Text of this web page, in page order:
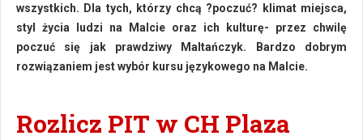
wszystkich. Dla tych, którzy chcą ?poczuć? klimat miejsca,
styl życia ludzi na Malcie oraz ich kulturę- przez chwilę
poczuć się jak prawdziwy Maltańczyk. Bardzo dobrym
rozwiązaniem jest wybór kursu językowego na Malcie.
Rozlicz PIT w CH Plaza